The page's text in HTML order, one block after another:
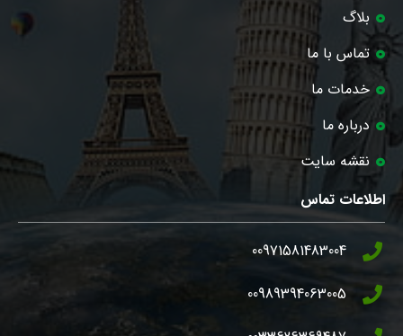
بلاگ
تماس با ما
خدمات ما
درباره ما
نقشه سایت
اطلاعات تماس
00971581483004
00989394063005